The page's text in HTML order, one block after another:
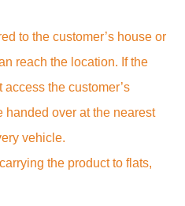
to the customer’s house or
reach the location. If the
the customer’s
handed over at the nearest
vehicle.
the product to flats,